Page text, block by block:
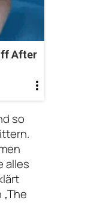
After
so
alles